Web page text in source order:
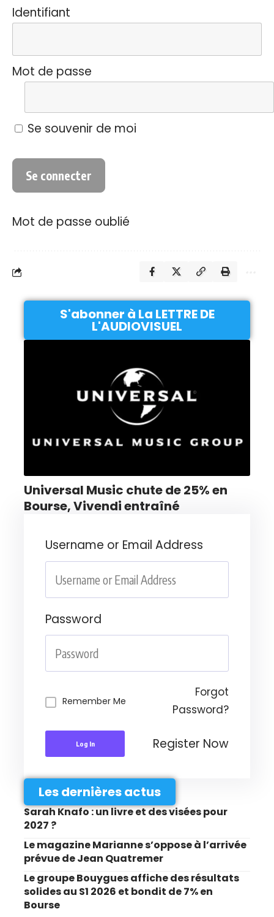
Identifiant
Mot de passe
Se souvenir de moi
Mot de passe oublié
S'abonner à La LETTRE DE
L'AUDIOVISUEL
Universal Music chute de 25% en
Bourse, Vivendi entraîné
Username or Email Address
Password
Remember Me
Forgot
Password?
Log In Register Now
Les dernières actus
Sarah Knafo : un livre et des visées pour
2027 ?
Le magazine Marianne s’oppose à l’arrivée
prévue de Jean Quatremer
Le groupe Bouygues affiche des résultats
solides au S1 2026 et bondit de 7% en
Bourse